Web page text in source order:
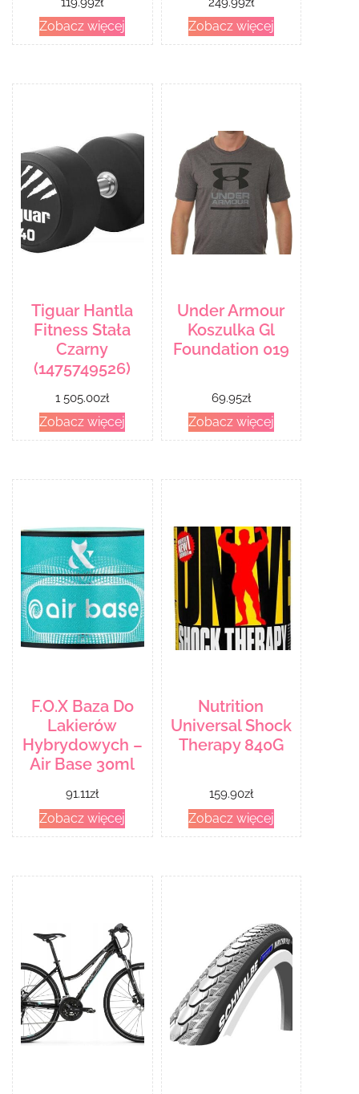
Zobacz więcej
15 Club Km Ic
Czerwony
Zobacz więcej
Tiguar Hantla
Fitness Stała
Czarny
(1475749526)
1 505.00zł
Zobacz więcej
Under Armour
Koszulka Gl
Foundation 019
69.95zł
Zobacz więcej
F.O.X Baza Do
Lakierów
Hybrydowych –
Air Base 30ml
91.11zł
Zobacz więcej
Nutrition
Universal Shock
Therapy 840G
159.90zł
Zobacz więcej